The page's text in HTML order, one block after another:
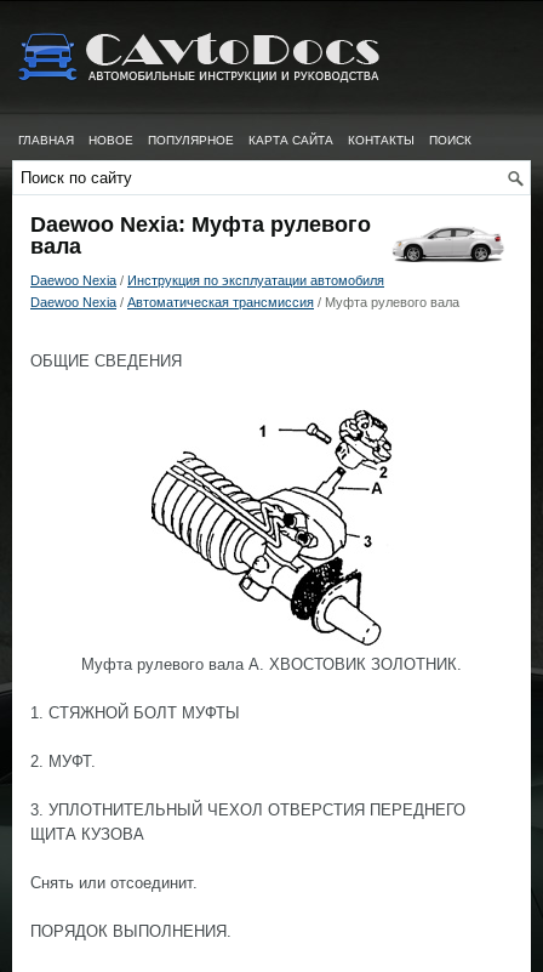
ГЛАВНАЯ НОВОЕ ПОПУЛЯРНОЕ КАРТА САЙТА КОНТАКТЫ ПОИСК
Daewoo Nexia: Муфта рулевого
вала
Daewoo Nexia / Инструкция по эксплуатации автомобиля
Daewoo Nexia / Автоматическая трансмиссия / Муфта рулевого вала
ОБЩИЕ СВЕДЕНИЯ
Муфта рулевого вала А. ХВОСТОВИК ЗОЛОТНИК.
1. СТЯЖНОЙ БОЛТ МУФТЫ
2. МУФТ.
3. УПЛОТНИТЕЛЬНЫЙ ЧЕХОЛ ОТВЕРСТИЯ ПЕРЕДНЕГО
ЩИТА КУЗОВА
Снять или отсоединит.
ПОРЯДОК ВЫПОЛНЕНИЯ.